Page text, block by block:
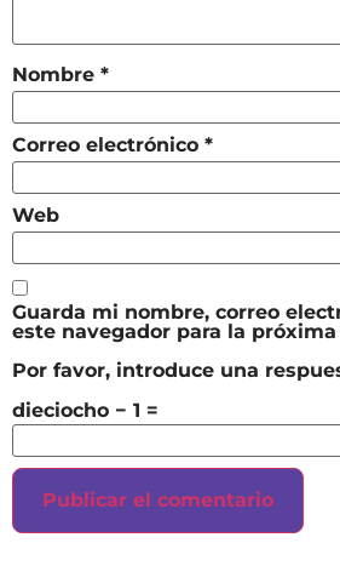
Nombre *
Correo electrónico *
Web
Guarda mi nombre, correo
este navegador para la
Por favor, introduce una
dieciocho − 1 =